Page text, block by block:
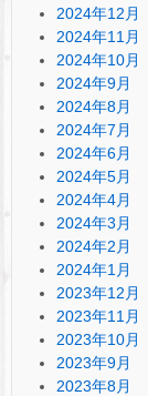
2024年12月
2024年11月
2024年10月
2024年9月
2024年8月
2024年7月
2024年6月
2024年5月
2024年4月
2024年3月
2024年2月
2024年1月
2023年12月
2023年11月
2023年10月
2023年9月
2023年8月